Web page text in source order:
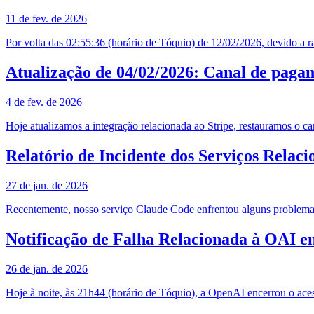
11 de fev. de 2026
Por volta das 02:55:36 (horário de Tóquio) de 12/02/2026, devido a
Atualização de 04/02/2026: Canal de
4 de fev. de 2026
Hoje atualizamos a integração relacionada ao Stripe, restauramos o
Relatório de Incidente dos Serviços
27 de jan. de 2026
Recentemente, nosso serviço Claude Code enfrentou alguns
Notificação de Falha Relacionada à OAI
26 de jan. de 2026
Hoje à noite, às 21h44 (horário de Tóquio), a OpenAI encerrou o